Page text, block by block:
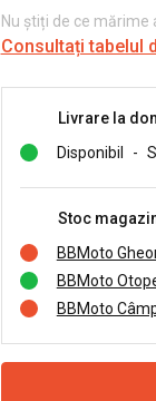
Nu știți de ce mărime
Consultați tabelul
Livrare la
Disponibil
-
Stoc
BBMoto
BBMoto
BBMoto